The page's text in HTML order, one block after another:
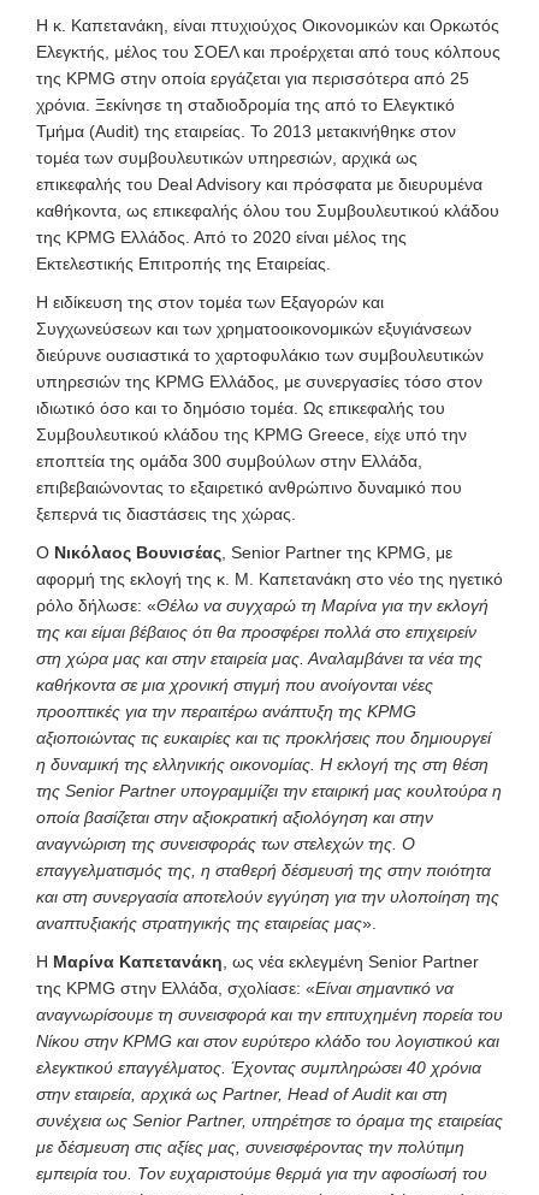
Η κ. Καπετανάκη, είναι πτυχιούχος Οικονομικών και Ορκωτός
Ελεγκτής, μέλος του ΣΟΕΛ και προέρχεται από τους κόλπους
της KPMG στην οποία εργάζεται για περισσότερα από 25
χρόνια. Ξεκίνησε τη σταδιοδρομία της από το Ελεγκτικό
Τμήμα (Audit) της εταιρείας. Το 2013 μετακινήθηκε στον
τομέα των συμβουλευτικών υπηρεσιών, αρχικά ως
επικεφαλής του Deal Advisory και πρόσφατα με διευρυμένα
καθήκοντα, ως επικεφαλής όλου του Συμβουλευτικού κλάδου
της KPMG Ελλάδος. Από το 2020 είναι μέλος της
Εκτελεστικής Επιτροπής της Εταιρείας.
Η ειδίκευση της στον τομέα των Εξαγορών και
Συγχωνεύσεων και των χρηματοοικονομικών εξυγιάνσεων
διεύρυνε ουσιαστικά το χαρτοφυλάκιο των συμβουλευτικών
υπηρεσιών της KPMG Ελλάδος, με συνεργασίες τόσο στον
ιδιωτικό όσο και το δημόσιο τομέα. Ως επικεφαλής του
Συμβουλευτικού κλάδου της KPMG Greece, είχε υπό την
εποπτεία της ομάδα 300 συμβούλων στην Ελλάδα,
επιβεβαιώνοντας το εξαιρετικό ανθρώπινο δυναμικό που
ξεπερνά τις διαστάσεις της χώρας.
Ο Νικόλαος Βουνισέας, Senior Partner της KPMG, με
αφορμή της εκλογή της κ. Μ. Καπετανάκη στο νέο της ηγετικό
ρόλο δήλωσε: «Θέλω να συγχαρώ τη Μαρίνα για την εκλογή
της και είμαι βέβαιος ότι θα προσφέρει πολλά στο επιχειρείν
στη χώρα μας και στην εταιρεία μας. Αναλαμβάνει τα νέα της
καθήκοντα σε μια χρονική στιγμή που ανοίγονται νέες
προοπτικές για την περαιτέρω ανάπτυξη της KPMG
αξιοποιώντας τις ευκαιρίες και τις προκλήσεις που δημιουργεί
η δυναμική της ελληνικής οικονομίας. Η εκλογή της στη θέση
της Senior Partner υπογραμμίζει την εταιρική μας κουλτούρα η
οποία βασίζεται στην αξιοκρατική αξιολόγηση και στην
αναγνώριση της συνεισφοράς των στελεχών της. Ο
επαγγελματισμός της, η σταθερή δέσμευσή της στην ποιότητα
και στη συνεργασία αποτελούν εγγύηση για την υλοποίηση της
αναπτυξιακής στρατηγικής της εταιρείας μας».
Η Μαρίνα Καπετανάκη, ως νέα εκλεγμένη Senior Partner
της KPMG στην Ελλάδα, σχολίασε: «Είναι σημαντικό να
αναγνωρίσουμε τη συνεισφορά και την επιτυχημένη πορεία του
Νίκου στην KPMG και στον ευρύτερο κλάδο του λογιστικού και
ελεγκτικού επαγγέλματος. Έχοντας συμπληρώσει 40 χρόνια
στην εταιρεία, αρχικά ως Partner, Head of Auditκαι στη
συνέχεια ως Senior Partner, υπηρέτησε το όραμα της εταιρείας
με δέσμευση στις αξίες μας, συνεισφέροντας την πολύτιμη
εμπειρία του. Τον ευχαριστούμε θερμά για την αφοσίωσή του